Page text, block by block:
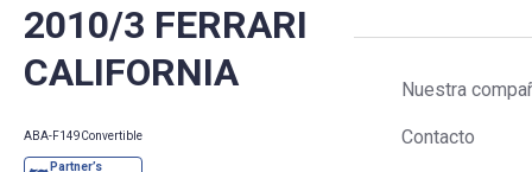
Nuestra
Contacto
2010/3 FERRARI
CALIFORNIA
ABA-F149Convertible